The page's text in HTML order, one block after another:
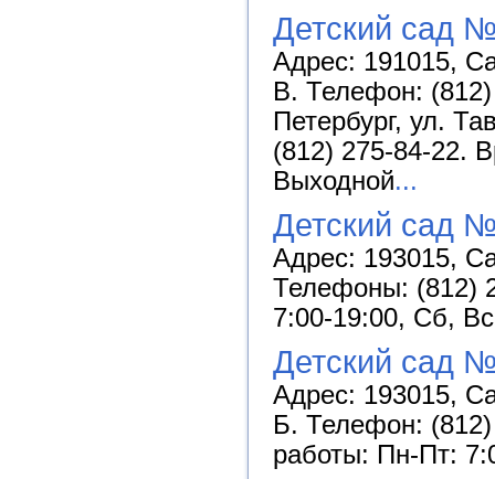
Детский сад
Адрес: 191015,
В. Телефон: (812)
Петербург, ул.
(812) 275-84-22.
Выходной...
Детский сад
Адрес: 193015,
Телефоны: (812)
7:00-19:00, Сб,
Детский сад
Адрес: 193015,
Б. Телефон:
работы: Пн-Пт: